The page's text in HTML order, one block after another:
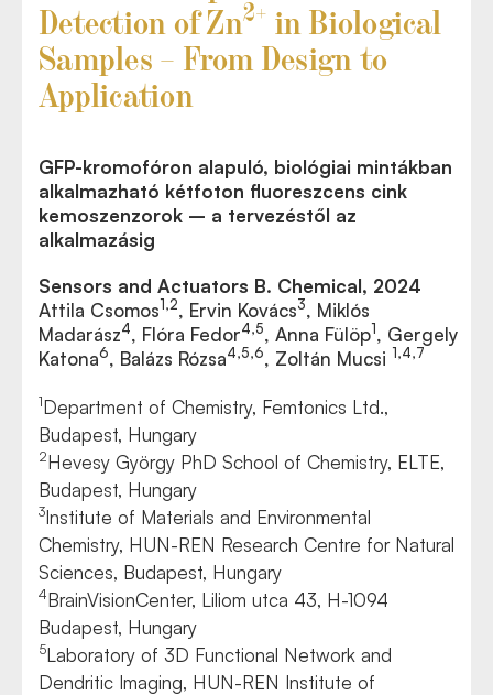
Detection of Zn2+ in Biological
Samples – From Design to
Application
GFP-kromofóron alapuló, biológiai mintákban
alkalmazható kétfoton fluoreszcens cink
kemoszenzorok – a tervezéstől az
alkalmazásig
Sensors and Actuators B. Chemical, 2024
Attila Csomos1,2, Ervin Kovács3, Miklós
Madarász4, Flóra Fedor4,5, Anna Fülöp1, Gergely
Katona6, Balázs Rózsa4,5,6, Zoltán Mucsi 1,4,7
1Department of Chemistry, Femtonics Ltd.,
Budapest, Hungary
2Hevesy György PhD School of Chemistry, ELTE,
Budapest, Hungary
3Institute of Materials and Environmental
Chemistry, HUN-REN Research Centre for Natural
Sciences, Budapest, Hungary
4BrainVisionCenter, Liliom utca 43, H-1094
Budapest, Hungary
5Laboratory of 3D Functional Network and
Dendritic Imaging, HUN-REN Institute of